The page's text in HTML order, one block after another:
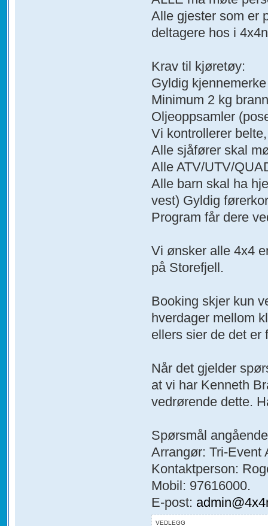
Alle gjester som er
deltagere hos i
Krav til kjøretøy:
Gyldig
Minimum 2 kg
Oljeoppsamler
Vi kontrollerer
Alle sjåfører skal
Alle ATV/UTV/
Alle barn skal ha
vest) Gyldig
Program får dere
Vi ønsker alle 4x4
på Storefjell.
Booking skjer kun
hverdager mellom
ellers sier de det er
Når det gjelder
at vi har Kenneth
vedrørende dette.
Spørsmål
Arrangør: Tri-Event
Kontaktperson:
Mobil: 97616000.
E-post:
VEDLEGG